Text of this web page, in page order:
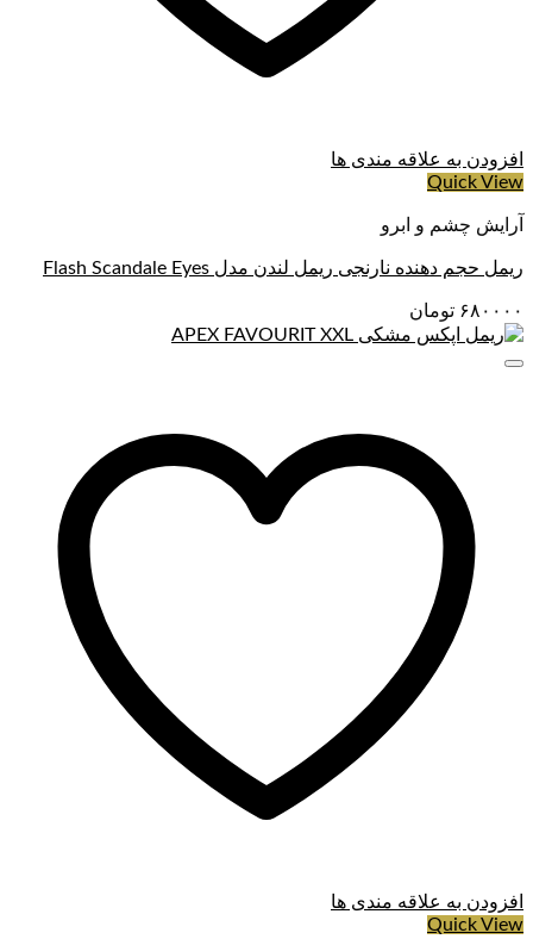
افزودن به علاقه مندی ها
Quick View
آرایش چشم و ابرو
ریمل حجم دهنده نارنجی ریمل لندن مدل Flash Scandale Eyes
۶۸۰۰۰۰ تومان
افزودن به علاقه مندی ها
Quick View